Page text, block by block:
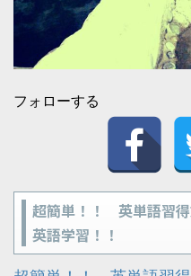
フォローする
超簡単！！ 英単語習得
英語学習！！